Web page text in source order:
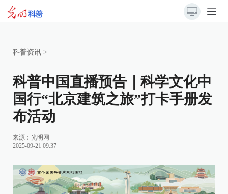
科普资讯 >
科普中国直播预告｜科学文化中
国行“北京建筑之旅”打卡手册发
布活动
来源： 光明网
2025-09-21 09:37